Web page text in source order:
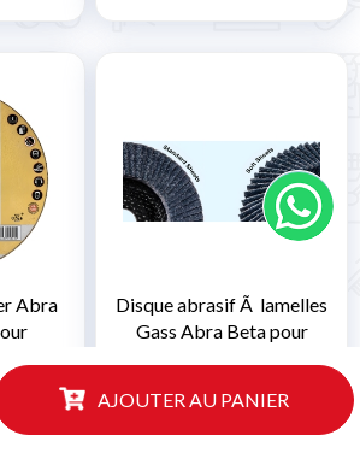
AJOUTER AU PANIER
Abra
Disque abrasif Ã lamelles
Gass Abra Beta pour
3,85 €